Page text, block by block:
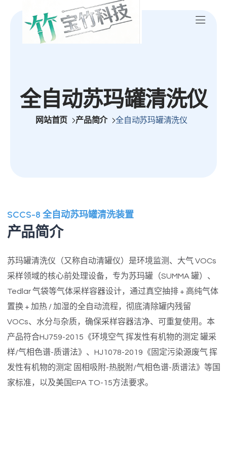
全自动苏玛罐清洗仪
网站首页 产品简介 全自动苏玛罐清洗仪
SCCS-8 全自动苏玛罐清洗装置
产品简介
苏玛罐清洗仪（又称自动清罐仪）是环境监测、大气 VOCs
采样领域的核心前处理设备，专为苏玛罐（SUMMA 罐）、
Tedlar 气袋等气体采样容器设计，通过真空抽排 + 高纯气体
置换 + 加热 / 加湿的全自动流程，彻底清除罐内残留
VOCs、水分与杂质，确保采样容器洁净、可重复使用。本
产品符合HJ759-2015《环境空气 挥发性有机物的测定 罐采
样/气相色谱-质谱法》、HJ1078-2019《固定污染源废气 挥
发性有机物的测定 固相吸附-热脱附/气相色谱-质谱法》等国
家标准，以及美国EPA TO-15方法要求。